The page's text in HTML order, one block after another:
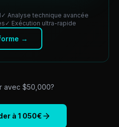
✓ Analyse technique avancée
✓ Exécution ultra-rapide
→
avec $50,000?
à 1 050€